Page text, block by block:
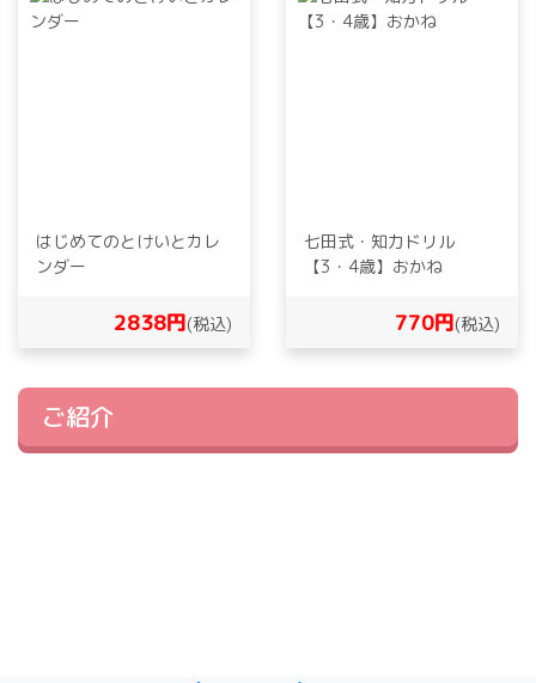
はじめてのとけいとカレ
ンダー
2838円(税込)
七田式・知力ドリル
【3・4歳】おかね
770円(税込)
ご紹介